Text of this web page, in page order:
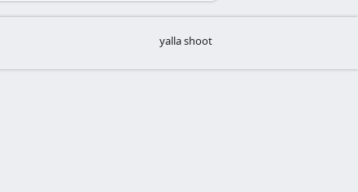
yalla shoot